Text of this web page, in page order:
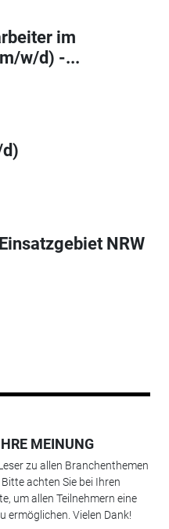
im
w/d) -...
NRW
MEINUNG
zu allen Branchenthemen
achten Sie bei Ihren
um allen Teilnehmern eine
ermöglichen. Vielen Dank!